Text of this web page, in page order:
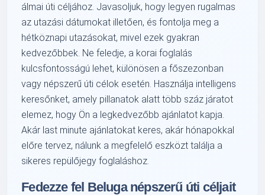
álmai úti céljához. Javasoljuk, hogy legyen rugalmas
az utazási dátumokat illetően, és fontolja meg a
hétköznapi utazásokat, mivel ezek gyakran
kedvezőbbek. Ne feledje, a korai foglalás
kulcsfontosságú lehet, különösen a főszezonban
vagy népszerű úti célok esetén. Használja intelligens
keresőnket, amely pillanatok alatt több száz járatot
elemez, hogy Ön a legkedvezőbb ajánlatot kapja.
Akár last minute ajánlatokat keres, akár hónapokkal
előre tervez, nálunk a megfelelő eszközt találja a
sikeres repülőjegy foglaláshoz.
Fedezze fel Beluga népszerű úti céljait